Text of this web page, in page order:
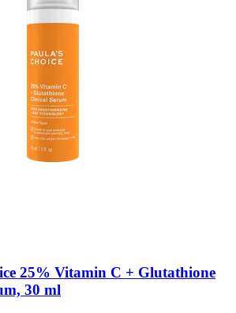
25% Vitamin C + Glutathione
30 ml